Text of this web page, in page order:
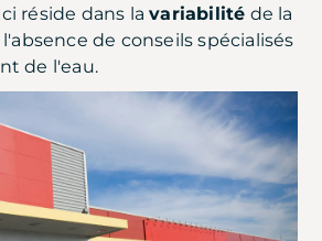
réside dans lavariabilité de la
de conseils spécialisés
de l'eau.